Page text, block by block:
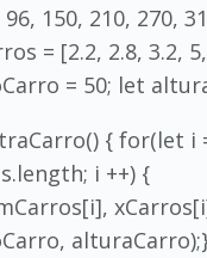
150, 210, 270,
= [2.2, 2.8, 3.2,
= 50; let
{ for(let i
i ++) {